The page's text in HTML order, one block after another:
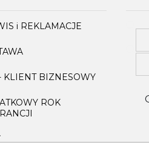
i REKLAMACJE
KLIENT BIZNESOWY
ROK